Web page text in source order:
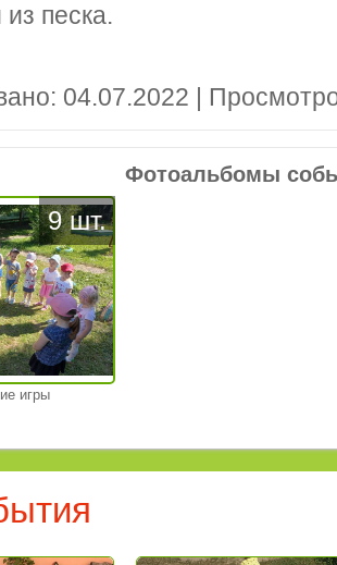
из песка.
04.07.2022 |
Фотоальбомы
9 шт.
игры